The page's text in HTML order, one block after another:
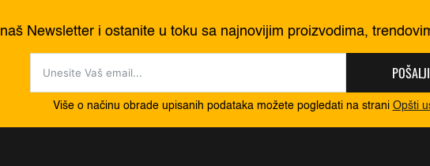
Newsletter i ostanite u toku sa najnovijim proizvodima,
POŠALJI
Više o načinu obrade upisanih podataka možete pogledati na strani Opšti